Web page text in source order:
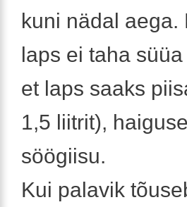
kuni nädal
laps ei taha
et laps saaks
1,5 liitrit),
söögiisu.
Kui palavik